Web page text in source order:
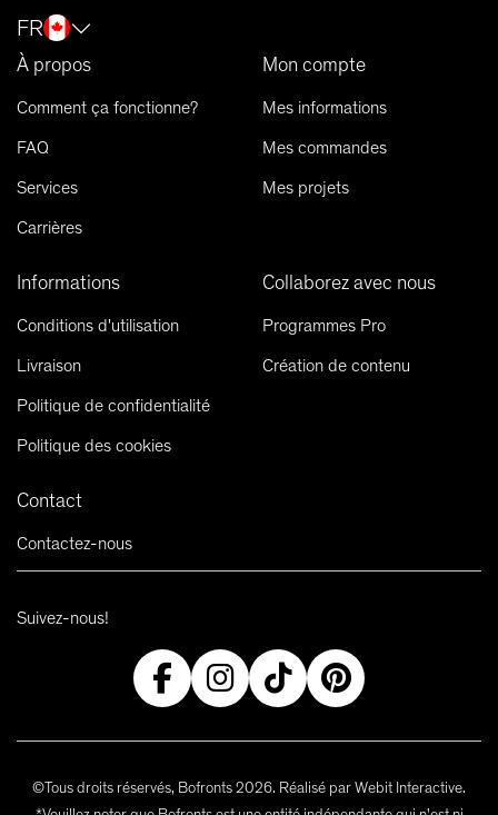
FR
À propos
Comment ça fonctionne?
FAQ
Services
Carrières
Mon compte
Mes informations
Mes commandes
Mes projets
Informations
Conditions d'utilisation
Livraison
Politique de confidentialité
Politique des cookies
Collaborez avec nous
Programmes Pro
Création de contenu
Contact
Contactez-nous
Suivez-nous!
©Tous droits réservés, Bofronts 2026. Réalisé par Webit Interactive.